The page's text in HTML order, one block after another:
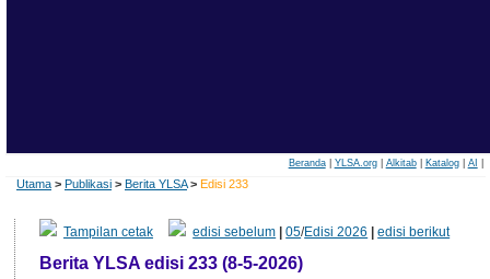
Beranda| YLSA.org| Alkitab| Katalog| AI
Utama > Publikasi > Berita YLSA > Edisi 233
Tampilan cetak edisi sebelum |05/Edisi 2026 |edisi berikut
Berita YLSA edisi 233 (8-5-2026)